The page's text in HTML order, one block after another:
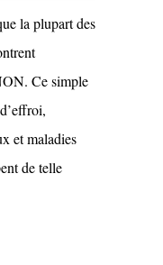
la plupart des
Ce simple
et maladies
de telle